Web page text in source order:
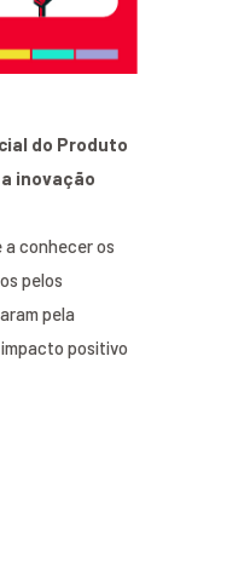
do Produto
inovação
a conhecer os
pelos
pela
positivo